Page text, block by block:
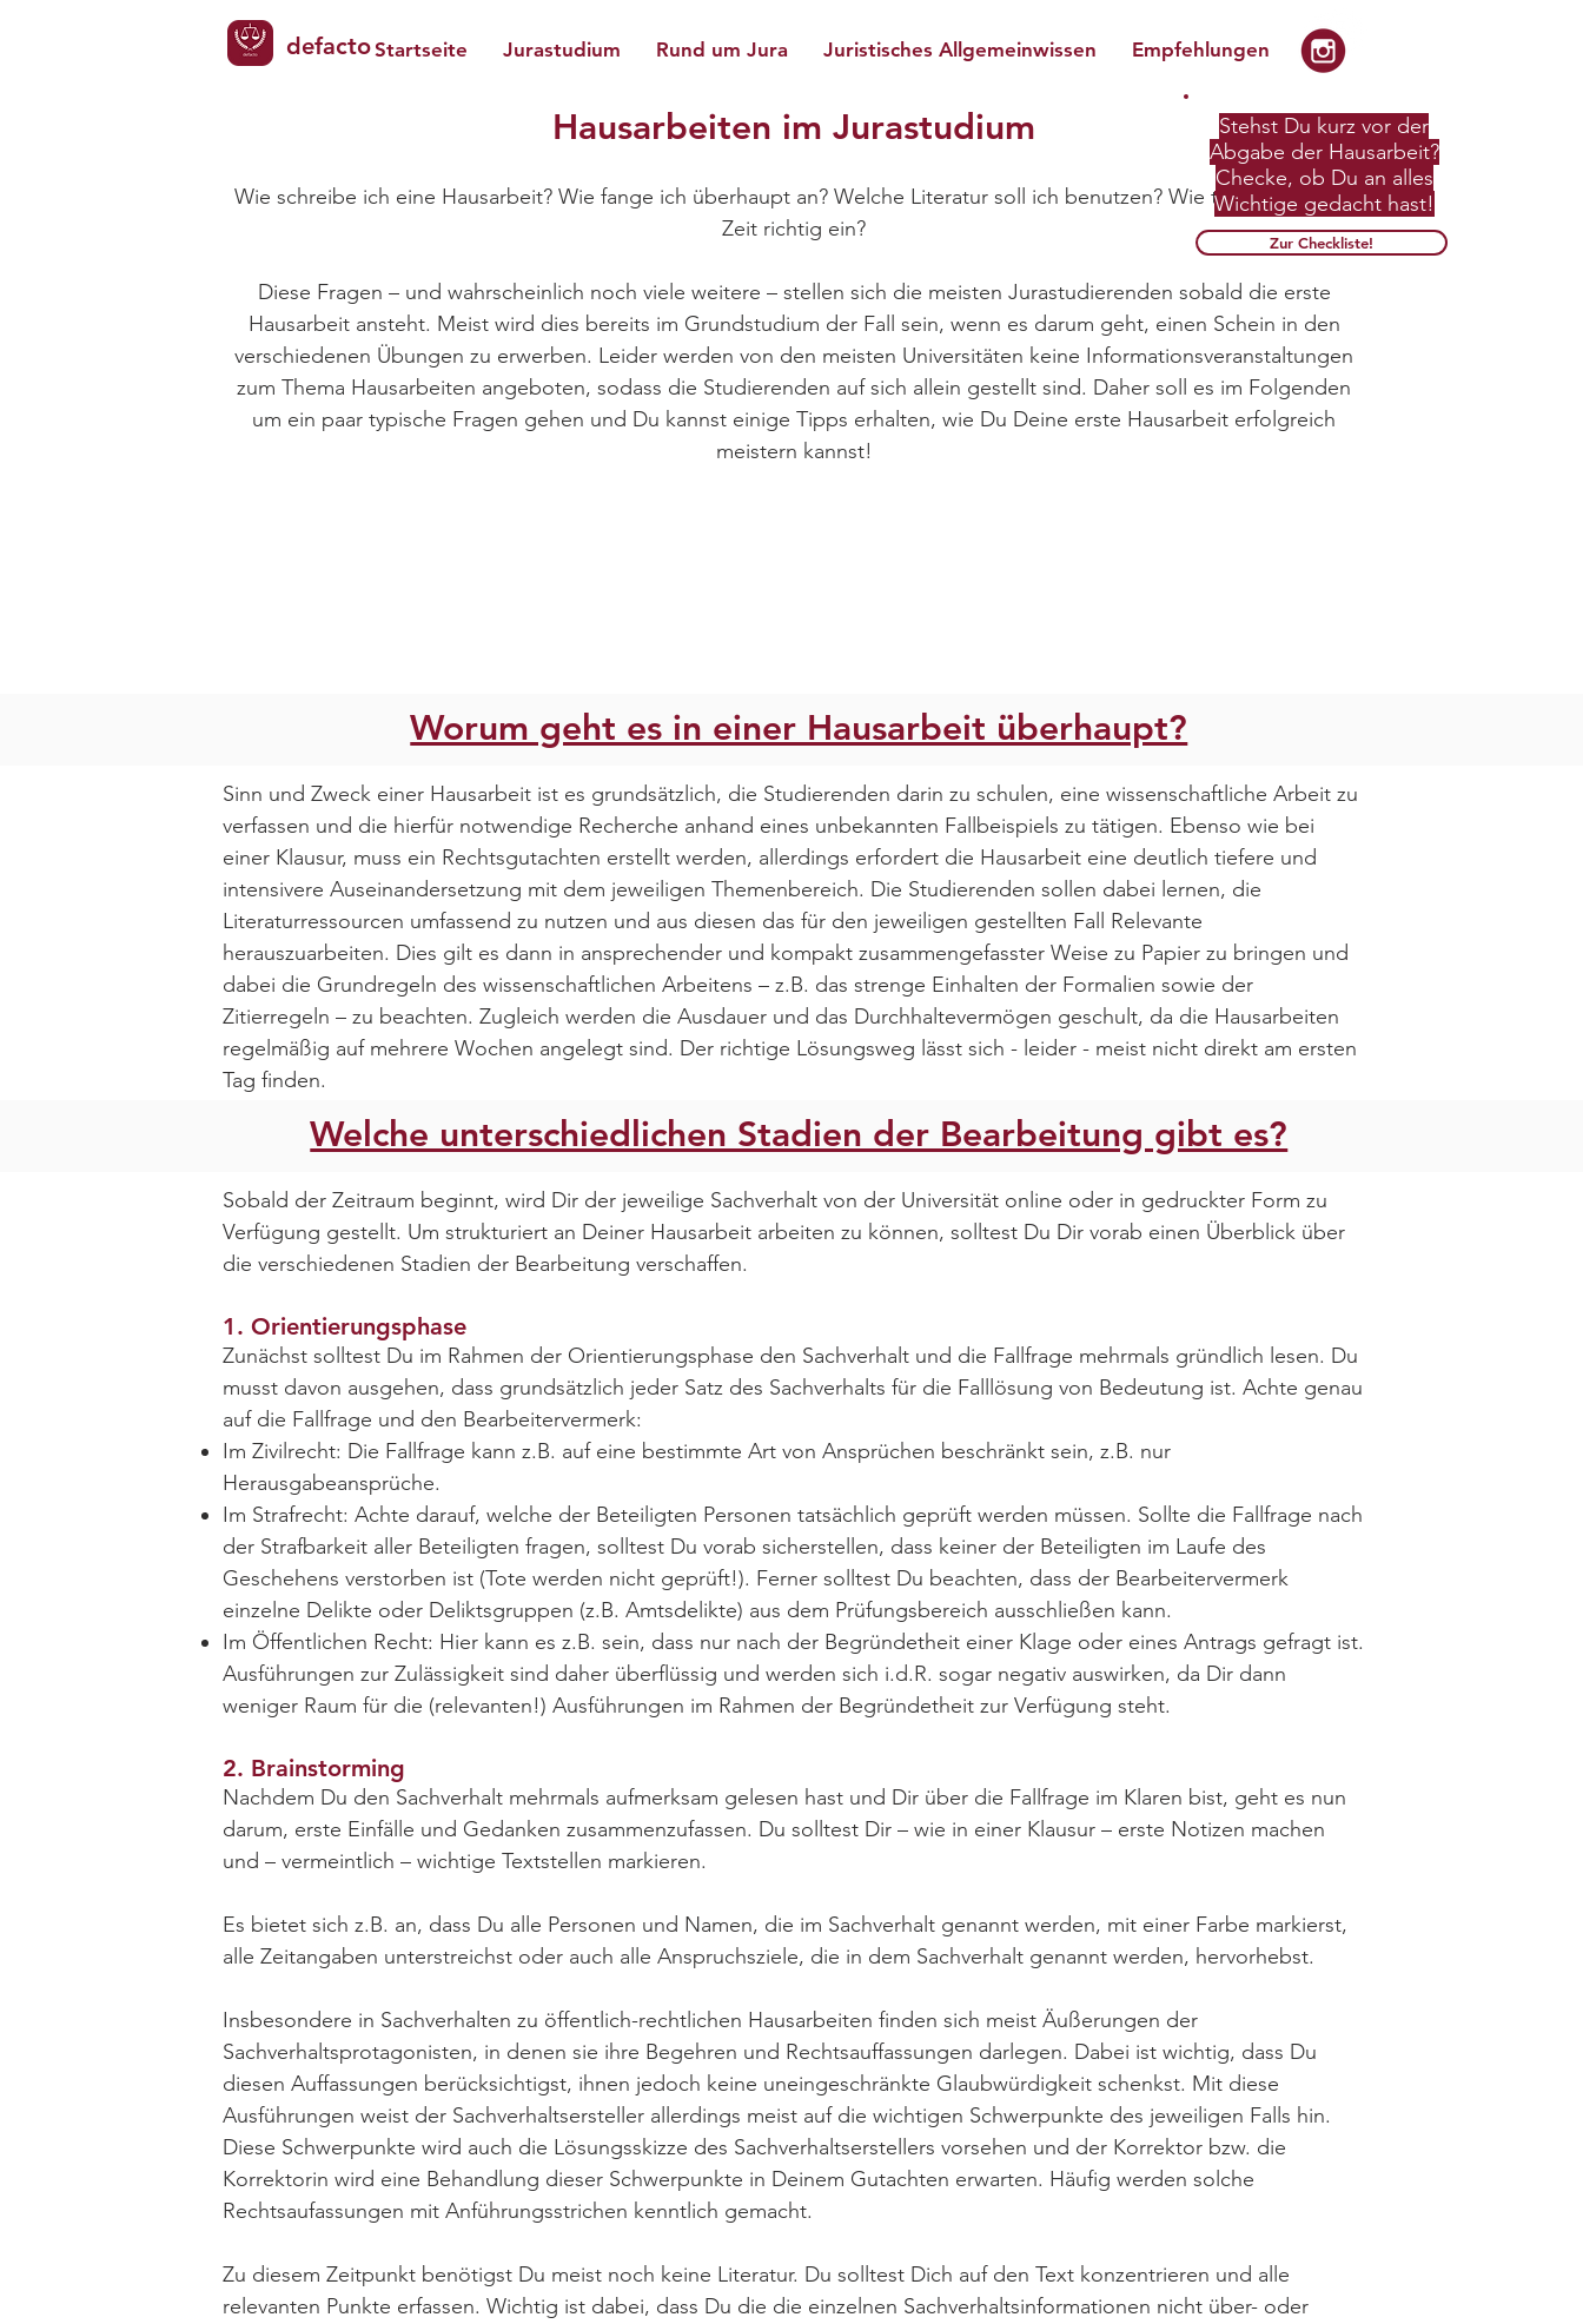
Startseite Jurastudium Rund um Jura Juristisches Allgemeinwissen Empfehlungen
defacto
Stehst Du kurz vor der
Abgabe der Hausarbeit?
Checke, ob Du an alles
Wichtige gedacht hast!
Zur Checkliste!
Hausarbeiten im Jurastudium
Wie schreibe ich eine Hausarbeit? Wie fange ich überhaupt an? Welche Literatur soll ich benutzen? Wie teile ich mir die
Zeit richtig ein?
Diese Fragen – und wahrscheinlich noch viele weitere – stellen sich die meisten Jurastudierenden sobald die erste
Hausarbeit ansteht. Meist wird dies bereits im Grundstudium der Fall sein, wenn es darum geht, einen Schein in den
verschiedenen Übungen zu erwerben. Leider werden von den meisten Universitäten keine Informationsveranstaltungen
zum Thema Hausarbeiten angeboten, sodass die Studierenden auf sich allein gestellt sind. Daher soll es im Folgenden
um ein paar typische Fragen gehen und Du kannst einige Tipps erhalten, wie Du Deine erste Hausarbeit erfolgreich
meistern kannst!
Worum geht es in einer Hausarbeit überhaupt?
Sinn und Zweck einer Hausarbeit ist es grundsätzlich, die Studierenden darin zu schulen, eine wissenschaftliche Arbeit zu
verfassen und die hierfür notwendige Recherche anhand eines unbekannten Fallbeispiels zu tätigen. Ebenso wie bei
einer Klausur, muss ein Rechtsgutachten erstellt werden, allerdings erfordert die Hausarbeit eine deutlich tiefere und
intensivere Auseinandersetzung mit dem jeweiligen Themenbereich. Die Studierenden sollen dabei lernen, die
Literaturressourcen umfassend zu nutzen und aus diesen das für den jeweiligen gestellten Fall Relevante
herauszuarbeiten. Dies gilt es dann in ansprechender und kompakt zusammengefasster Weise zu Papier zu bringen und
dabei die Grundregeln des wissenschaftlichen Arbeitens – z.B. das strenge Einhalten der Formalien sowie der
Zitierregeln – zu beachten. Zugleich werden die Ausdauer und das Durchhaltevermögen geschult, da die Hausarbeiten
regelmäßig auf mehrere Wochen angelegt sind. Der richtige Lösungsweg lässt sich - leider - meist nicht direkt am ersten
Tag finden.
Welche unterschiedlichen Stadien der Bearbeitung gibt es?
Sobald der Zeitraum beginnt, wird Dir der jeweilige Sachverhalt von der Universität online oder in gedruckter Form zu
Verfügung gestellt. Um strukturiert an Deiner Hausarbeit arbeiten zu können, solltest Du Dir vorab einen Überblick über
die verschiedenen Stadien der Bearbeitung verschaffen.
1. Orientierungsphase
Zunächst solltest Du im Rahmen der Orientierungsphase den Sachverhalt und die Fallfrage mehrmals gründlich lesen. Du
musst davon ausgehen, dass grundsätzlich jeder Satz des Sachverhalts für die Falllösung von Bedeutung ist. Achte genau
auf die Fallfrage und den Bearbeitervermerk:
Im Zivilrecht: Die Fallfrage kann z.B. auf eine bestimmte Art von Ansprüchen beschränkt sein, z.B. nur
Herausgabeansprüche.
Im Strafrecht: Achte darauf, welche der Beteiligten Personen tatsächlich geprüft werden müssen. Sollte die Fallfrage nach
der Strafbarkeit aller Beteiligten fragen, solltest Du vorab sicherstellen, dass keiner der Beteiligten im Laufe des
Geschehens verstorben ist (Tote werden nicht geprüft!). Ferner solltest Du beachten, dass der Bearbeitervermerk
einzelne Delikte oder Deliktsgruppen (z.B. Amtsdelikte) aus dem Prüfungsbereich ausschließen kann.
Im Öffentlichen Recht: Hier kann es z.B. sein, dass nur nach der Begründetheit einer Klage oder eines Antrags gefragt ist.
Ausführungen zur Zulässigkeit sind daher überflüssig und werden sich i.d.R. sogar negativ auswirken, da Dir dann
weniger Raum für die (relevanten!) Ausführungen im Rahmen der Begründetheit zur Verfügung steht.
2. Brainstorming
Nachdem Du den Sachverhalt mehrmals aufmerksam gelesen hast und Dir über die Fallfrage im Klaren bist, geht es nun
darum, erste Einfälle und Gedanken zusammenzufassen. Du solltest Dir – wie in einer Klausur – erste Notizen machen
und – vermeintlich – wichtige Textstellen markieren.
Es bietet sich z.B. an, dass Du alle Personen und Namen, die im Sachverhalt genannt werden, mit einer Farbe markierst,
alle Zeitangaben unterstreichst oder auch alle Anspruchsziele, die in dem Sachverhalt genannt werden, hervorhebst.
Insbesondere in Sachverhalten zu öffentlich-rechtlichen Hausarbeiten finden sich meist Äußerungen der
Sachverhaltsprotagonisten, in denen sie ihre Begehren und Rechtsauffassungen darlegen. Dabei ist wichtig, dass Du
diesen Auffassungen berücksichtigst, ihnen jedoch keine uneingeschränkte Glaubwürdigkeit schenkst. Mit diese
Ausführungen weist der Sachverhaltsersteller allerdings meist auf die wichtigen Schwerpunkte des jeweiligen Falls hin.
Diese Schwerpunkte wird auch die Lösungsskizze des Sachverhaltserstellers vorsehen und der Korrektor bzw. die
Korrektorin wird eine Behandlung dieser Schwerpunkte in Deinem Gutachten erwarten. Häufig werden solche
Rechtsaufassungen mit Anführungsstrichen kenntlich gemacht.
Zu diesem Zeitpunkt benötigst Du meist noch keine Literatur. Du solltest Dich auf den Text konzentrieren und alle
relevanten Punkte erfassen. Wichtig ist dabei, dass Du die die einzelnen Sachverhaltsinformationen nicht über- oder